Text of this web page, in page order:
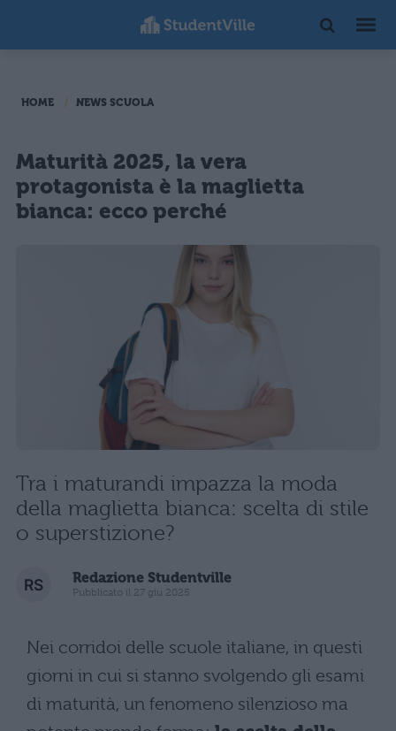
HOME NEWS SCUOLA
Maturità 2025, la vera
protagonista è la maglietta
bianca: ecco perché
Tra i maturandi impazza la moda
della maglietta bianca: scelta di stile
o superstizione?
Redazione Studentville
Pubblicato il 27 giu 2025
Nei corridoi delle scuole italiane, in questi
giorni in cui si stanno svolgendo gli esami
di maturità, un fenomeno silenzioso ma